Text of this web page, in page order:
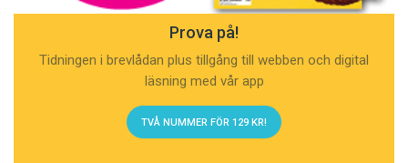
Prova på!
Tidningen i brevlådan plus tillgång till webben och digital
läsning med vår app
TVÅ NUMMER FÖR 129 KR!